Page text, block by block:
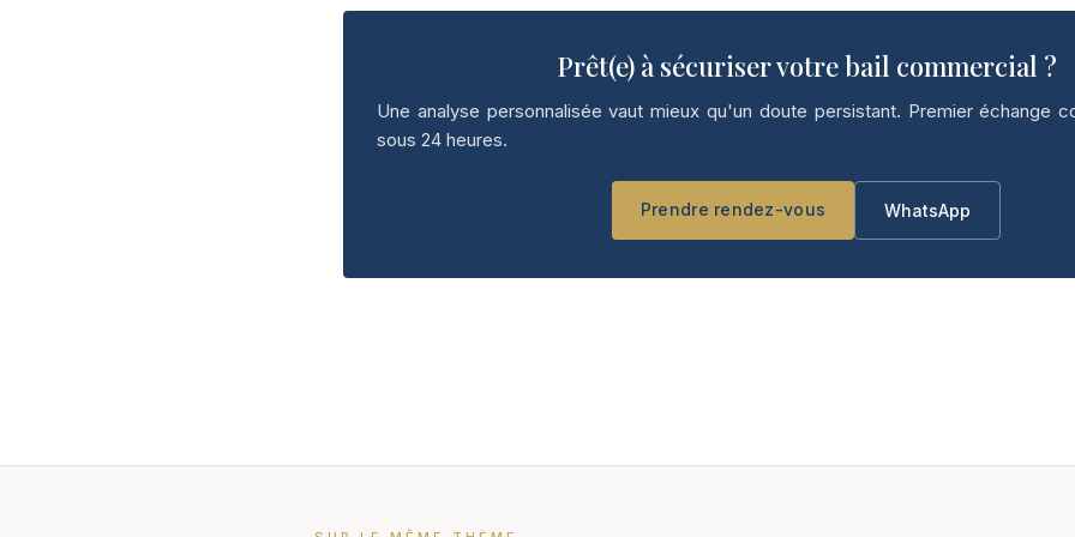
Prêt(e) à sécuriser votre bail commercial ?
Une analyse personnalisée vaut mieux qu'un doute persistant. Premier échange
sous 24 heures.
Prendre rendez-vous WhatsApp